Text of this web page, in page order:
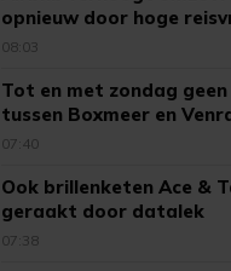
opnieuw door hoge
08:03
Tot en met zondag
tussen Boxmeer en
07:40
Ook brillenketen Ace &
geraakt door datalek
partnerbedrijf
07:38